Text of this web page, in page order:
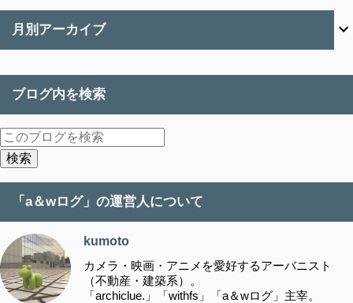
月別アーカイブ
ブログ内を検索
「a＆wログ」の運営人について
kumoto
カメラ・映画・アニメを愛好するアーバニスト
（不動産・建築系）。
「archiclue.」「withfs」「a＆wログ」主宰。